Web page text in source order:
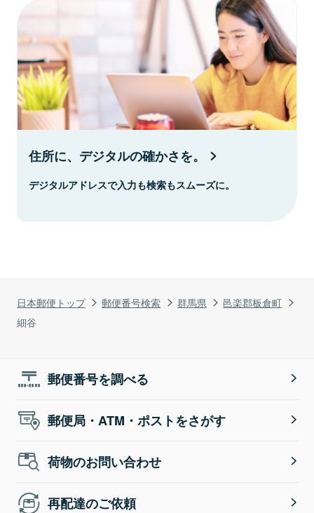
日本郵便トップ 郵便番号検索 群馬県
邑楽郡板倉町
細谷
住所に、デジタルの確かさを。
デジタルアドレスで入力も検索もスムーズに。
郵便番号を調べる
郵便局・ATM・ポストをさがす
荷物のお問い合わせ
再配達のご依頼